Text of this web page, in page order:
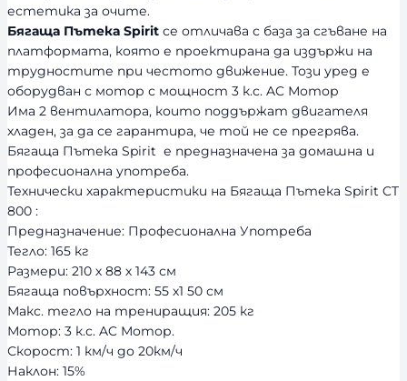
естетика за очите.
Бягаща Пътека Spirit се отличава с база за сгъване на
платформата, която е проектирана да издържи на
трудностите при честото движение. Този уред е
оборудван с мотор с мощност 3 к.с. AC Мотор
Има 2 вентилатора, които поддържат двигателя
хладен, за да се гарантира, че той не се прегрява.
Бягаща Пътека Spirit е предназначена за домашна и
професионална употреба.
Технически характеристики на Бягаща Пътека Spirit CT
800 :
Предназначение: Професионална Употреба
Тегло: 165 кг
Размери: 210 х 88 х 143 см
Бягаща повърхност: 55 х1 50 см
Макс. тегло на трениращия: 205 кг
Мотор: 3 к.с. AC Мотор.
Скорост: 1 км/ч до 20км/ч
Наклон: 15%